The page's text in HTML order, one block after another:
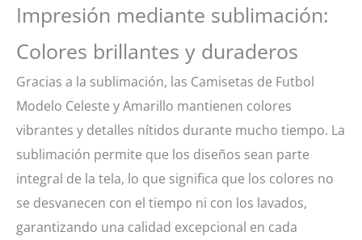
Impresión mediante sublimación:
Colores brillantes y duraderos
Gracias a la sublimación, las Camisetas de Futbol
Modelo Celeste y Amarillo mantienen colores
vibrantes y detalles nítidos durante mucho tiempo. La
sublimación permite que los diseños sean parte
integral de la tela, lo que significa que los colores no
se desvanecen con el tiempo ni con los lavados,
garantizando una calidad excepcional en cada